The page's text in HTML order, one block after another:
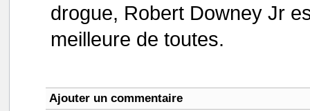
drogue, Robert Downey Jr
meilleure de toutes.
Ajouter un commentaire